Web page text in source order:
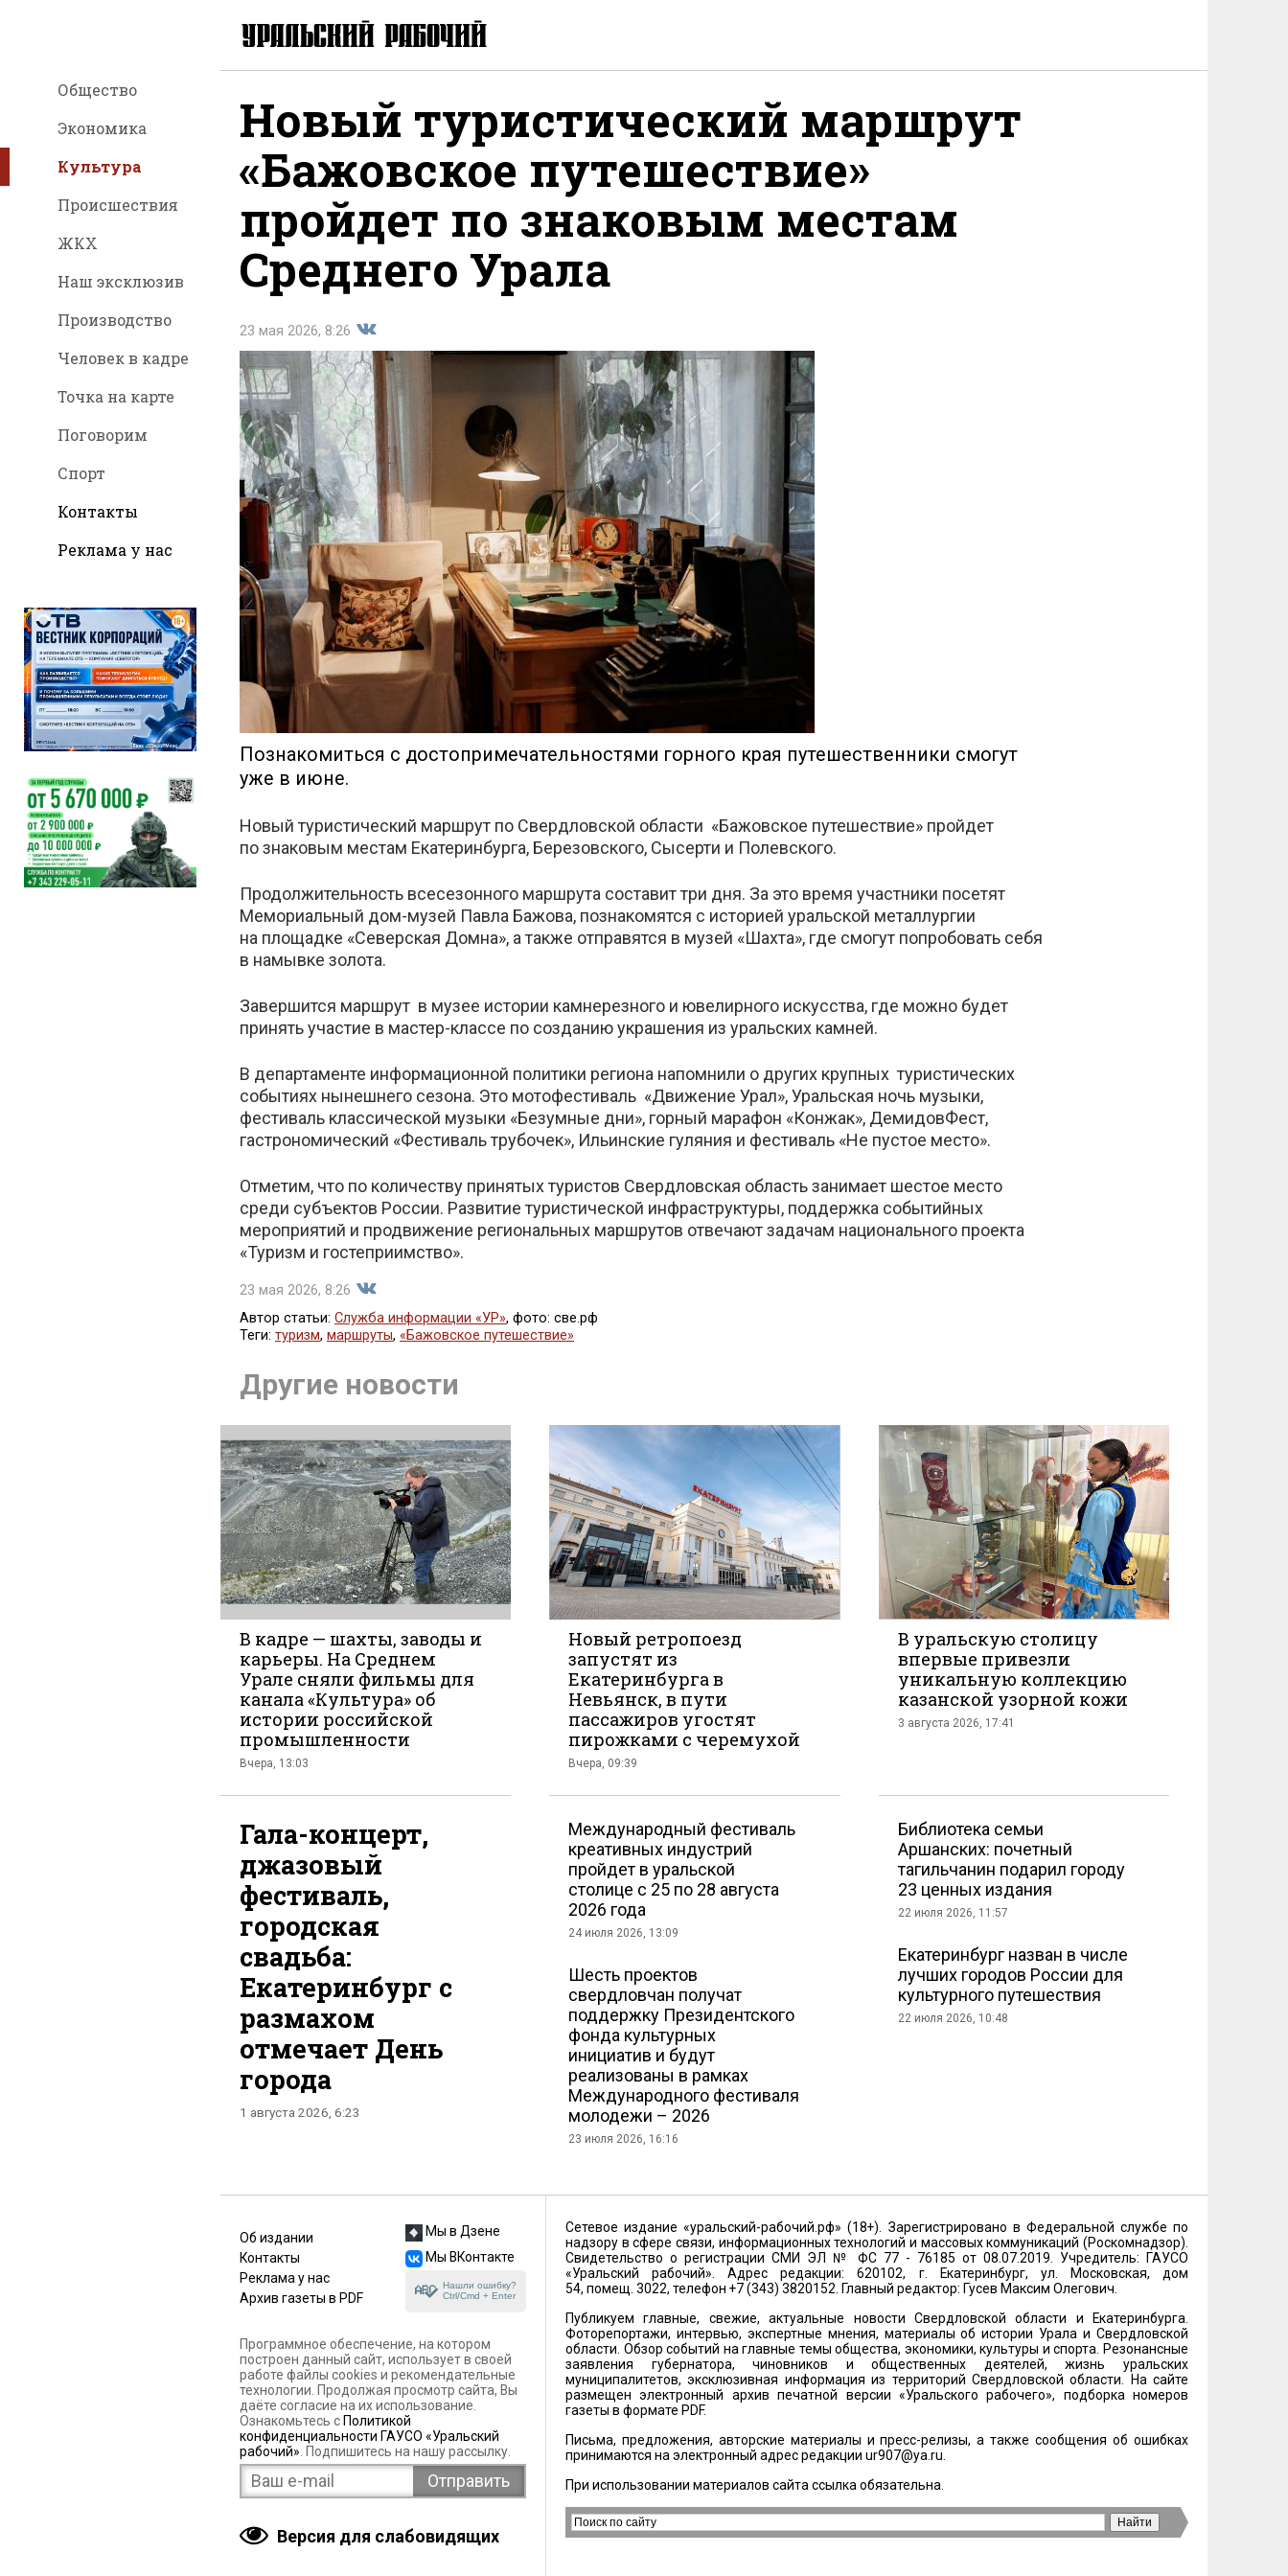
Общество
Экономика
Культура
Происшествия
ЖКХ
Наш эксклюзив
Производство
Человек в кадре
Точка на карте
Поговорим
Спорт
Контакты
Реклама у нас
Новый туристический маршрут
«Бажовское путешествие»
пройдет по знаковым местам
Среднего Урала
23 мая 2026, 8:26
Поделиться
во
Вконтакте
Познакомиться с достопримечательностями горного края путешественники смогут
уже в июне.
Новый туристический маршрут по Свердловской области «Бажовское путешествие» пройдет
по знаковым местам Екатеринбурга, Березовского, Сысерти и Полевского.
Продолжительность всесезонного маршрута составит три дня. За это время участники посетят
Мемориальный дом-музей Павла Бажова, познакомятся с историей уральской металлургии
на площадке «Северская Домна», а также отправятся в музей «Шахта», где смогут попробовать себя
в намывке золота.
Завершится маршрут в музее истории камнерезного и ювелирного искусства, где можно будет
принять участие в мастер-классе по созданию украшения из уральских камней.
В департаменте информационной политики региона напомнили о других крупных туристических
событиях нынешнего сезона. Это мотофестиваль «Движение Урал», Уральская ночь музыки,
фестиваль классической музыки «Безумные дни», горный марафон «Конжак», ДемидовФест,
гастрономический «Фестиваль трубочек», Ильинские гуляния и фестиваль «Не пустое место».
Отметим, что по количеству принятых туристов Свердловская область занимает шестое место
среди субъектов России. Развитие туристической инфраструктуры, поддержка событийных
мероприятий и продвижение региональных маршрутов отвечают задачам национального проекта
«Туризм и гостеприимство».
23 мая 2026, 8:26
во
Вконтакте
Автор статьи: Служба информации «УР», фото: све.рф
Теги: туризм, маршруты, «Бажовское путешествие»
Другие новости
В кадре — шахты, заводы и
карьеры. На Среднем
Урале сняли фильмы для
канала «Культура» об
истории российской
промышленности
Вчера, 13:03
Новый ретропоезд
запустят из
Екатеринбурга в
Невьянск, в пути
пассажиров угостят
пирожками с черемухой
Вчера, 09:39
В уральскую столицу
впервые привезли
уникальную коллекцию
казанской узорной кожи
3 августа 2026, 17:41
Гала-концерт,
джазовый
фестиваль,
городская
свадьба:
Екатеринбург с
размахом
отмечает День
города
1 августа 2026, 6:23
Международный фестиваль
креативных индустрий
пройдет в уральской
столице с 25 по 28 августа
2026 года
24 июля 2026, 13:09
Шесть проектов
свердловчан получат
поддержку Президентского
фонда культурных
инициатив и будут
реализованы в рамках
Международного фестиваля
молодежи – 2026
23 июля 2026, 16:16
Библиотека семьи
Аршанских: почетный
тагильчанин подарил городу
23 ценных издания
22 июля 2026, 11:57
Екатеринбург назван в числе
лучших городов России для
культурного путешествия
22 июля 2026, 10:48
Об издании
Контакты
Реклама у нас
Архив газеты в PDF
Мы в Дзене
Мы ВКонтакте
Нашли ошибку?
Ctrl/Cmd + Enter
Программное обеспечение, на котором
построен данный сайт, использует в своей
работе файлы cookies и рекомендательные
технологии. Продолжая просмотр сайта, Вы
даёте согласие на их использование.
Ознакомьтесь с Политикой
конфиденциальности ГАУСО «Уральский
рабочий» . Подпишитесь на нашу рассылку.
Версия для слабовидящих
Сетевое издание «уральский-рабочий.рф» (18+). Зарегистрировано в Федеральной службе по
надзору в сфере связи, информационных технологий и массовых коммуникаций (Роскомнадзор).
Свидетельство о регистрации СМИ ЭЛ № ФС 77 - 76185 от 08.07.2019. Учредитель: ГАУСО
«Уральский рабочий». Адрес редакции: 620102, г. Екатеринбург, ул. Московская, дом
54, помещ. 3022, телефон +7 (343) 3820152. Главный редактор: Гусев Максим Олегович.
Публикуем главные, свежие, актуальные новости Свердловской области и Екатеринбурга.
Фоторепортажи, интервью, экспертные мнения, материалы об истории Урала и Свердловской
области. Обзор событий на главные темы общества, экономики, культуры и спорта. Резонансные
заявления губернатора, чиновников и общественных деятелей, жизнь уральских
муниципалитетов, эксклюзивная информация из территорий Свердловской области. На сайте
размещен электронный архив печатной версии «Уральского рабочего», подборка номеров
газеты в формате PDF.
Письма, предложения, авторские материалы и пресс-релизы, а также сообщения об ошибках
принимаются на электронный адрес редакции ur907@ya.ru
При использовании материалов сайта ссылка обязательна.